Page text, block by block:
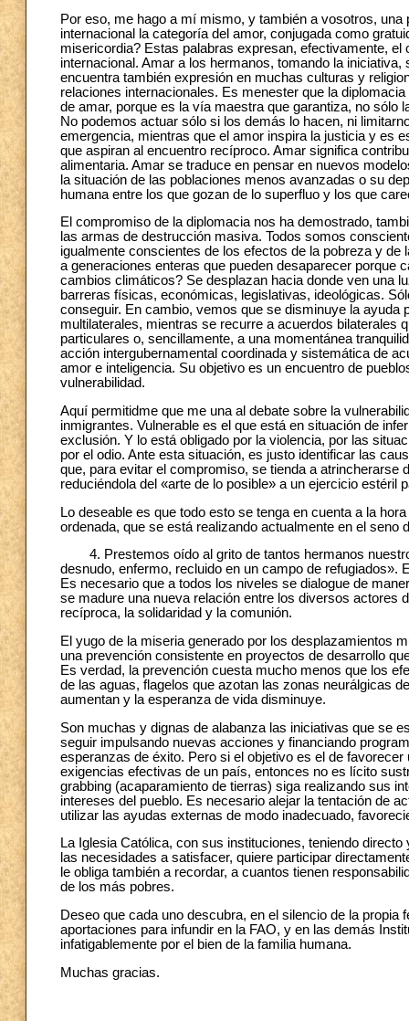
Por eso, me hago a mí mismo, y también a vosotros,
internacional la categoría del amor, conjugada como
misericordia? Estas palabras expresan, efectivamente,
internacional. Amar a los hermanos, tomando la
encuentra también expresión en muchas culturas y
relaciones internacionales. Es menester que la
de amar, porque es la vía maestra que garantiza, no sólo
No podemos actuar sólo si los demás lo hacen, ni
emergencia, mientras que el amor inspira la justicia y es
que aspiran al encuentro recíproco. Amar significa
alimentaria. Amar se traduce en pensar en nuevos
la situación de las poblaciones menos avanzadas o su
humana entre los que gozan de lo superfluo y los que
El compromiso de la diplomacia nos ha demostrado,
las armas de destrucción masiva. Todos somos
igualmente conscientes de los efectos de la pobreza y
a generaciones enteras que pueden desaparecer porque
cambios climáticos? Se desplazan hacia donde ven una
barreras físicas, económicas, legislativas, ideológicas.
conseguir. En cambio, vemos que se disminuye la ayuda
multilaterales, mientras se recurre a acuerdos bilaterales
particulares o, sencillamente, a una momentánea
acción intergubernamental coordinada y sistemática de
amor e inteligencia. Su objetivo es un encuentro de
vulnerabilidad.
Aquí permitidme que me una al debate sobre la
inmigrantes. Vulnerable es el que está en situación de
exclusión. Y lo está obligado por la violencia, por las
por el odio. Ante esta situación, es justo identificar las
que, para evitar el compromiso, se tienda a
reduciéndola del «arte de lo posible» a un ejercicio estéril
Lo deseable es que todo esto se tenga en cuenta a la
ordenada, que se está realizando actualmente en el seno
4. Prestemos oído al grito de tantos hermanos
desnudo, enfermo, recluido en un campo de refugiados».
Es necesario que a todos los niveles se dialogue de
se madure una nueva relación entre los diversos actores
recíproca, la solidaridad y la comunión.
El yugo de la miseria generado por los desplazamientos
una prevención consistente en proyectos de desarrollo
Es verdad, la prevención cuesta mucho menos que los
de las aguas, flagelos que azotan las zonas neurálgicas
aumentan y la esperanza de vida disminuye.
Son muchas y dignas de alabanza las iniciativas que se
seguir impulsando nuevas acciones y financiando
esperanzas de éxito. Pero si el objetivo es el de
exigencias efectivas de un país, entonces no es lícito
grabbing (acaparamiento de tierras) siga realizando sus
intereses del pueblo. Es necesario alejar la tentación de
utilizar las ayudas externas de modo inadecuado,
La Iglesia Católica, con sus instituciones, teniendo
las necesidades a satisfacer, quiere participar
le obliga también a recordar, a cuantos tienen
de los más pobres.
Deseo que cada uno descubra, en el silencio de la
aportaciones para infundir en la FAO, y en las demás
infatigablemente por el bien de la familia humana.
Muchas gracias.